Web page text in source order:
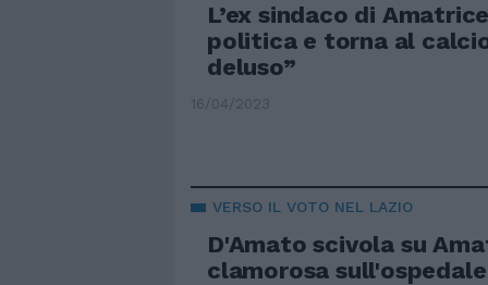
L’ex sindaco di
politica e torna al
deluso”
16/04/2023
VERSO IL VOTO NEL LAZIO
D'Amato scivola su
clamorosa sull'ospedale